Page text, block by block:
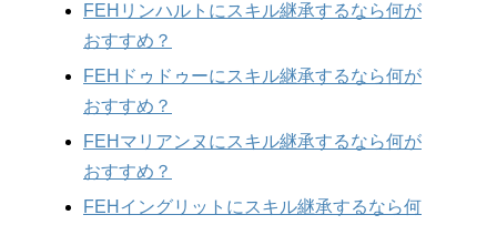
FEHリンハルトにスキル継承するなら何が
おすすめ？
FEHドゥドゥーにスキル継承するなら何が
おすすめ？
FEHマリアンヌにスキル継承するなら何が
おすすめ？
FEHイングリットにスキル継承するなら何